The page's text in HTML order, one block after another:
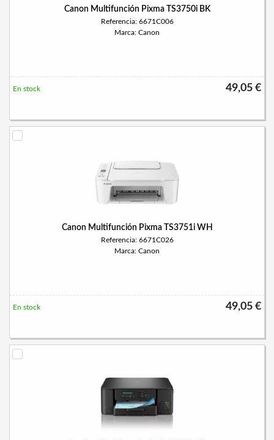
Canon Multifunción Pixma TS3750i BK
Referencia: 6671C006
Marca: Canon
49,05 €
En stock
Canon Multifunción Pixma TS3751i WH
Referencia: 6671C026
Marca: Canon
49,05 €
En stock